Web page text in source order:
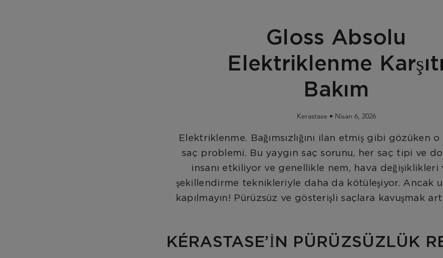
Gloss Absolu
Elektriklenme Karşıtı
Bakım
Kerastase • Nisan 6, 2026
Elektriklenme. Bağımsızlığını ilan etmiş gibi gözüken
saç problemi. Bu yaygın saç sorunu, her saç tipi ve
insanı etkiliyor ve genellikle nem, hava değişiklikleri
şekillendirme teknikleriyle daha da kötüleşiyor. Ancak
kapılmayın! Pürüzsüz ve gösterişli saçlara kavuşmak
KÉRASTASE’İN PÜRÜZSÜZLÜK